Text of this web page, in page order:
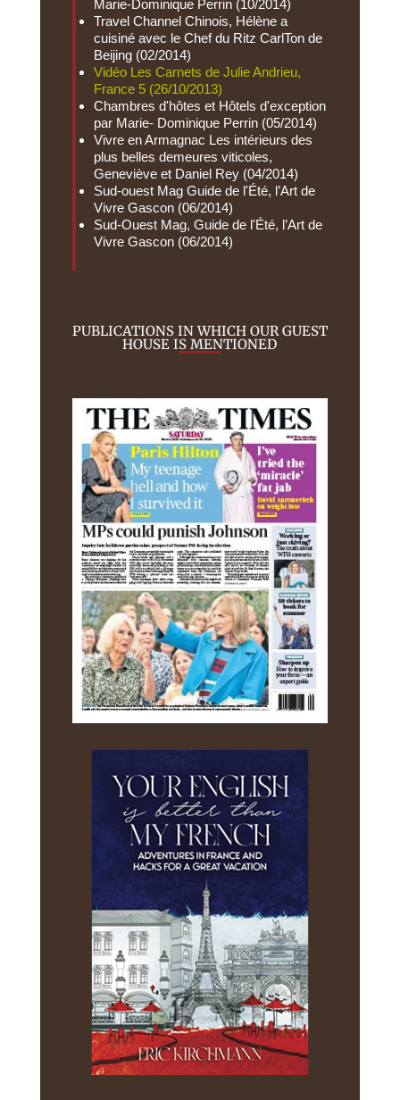
Marie-Dominique Perrin (10/2014)
Travel Channel Chinois, Hélène a
cuisiné avec le Chef du Ritz CarlTon de
Beijing (02/2014)
Vidéo Les Carnets de Julie Andrieu,
France 5 (26/10/2013)
Chambres d'hôtes et Hôtels d'exception
par Marie- Dominique Perrin (05/2014)
Vivre en Armagnac Les intérieurs des
plus belles demeures viticoles,
Geneviève et Daniel Rey (04/2014)
Sud-ouest Mag Guide de l'Été, l’Art de
Vivre Gascon (06/2014)
Sud-Ouest Mag, Guide de l'Été, l’Art de
Vivre Gascon (06/2014)
PUBLICATIONS IN WHICH OUR GUEST
HOUSE IS MENTIONED